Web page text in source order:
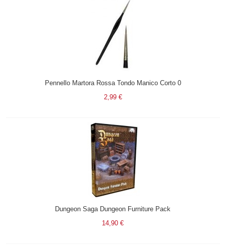
Pennello Martora Rossa Tondo Manico Corto 0
2,99 €
Dungeon Saga Dungeon Furniture Pack
14,90 €